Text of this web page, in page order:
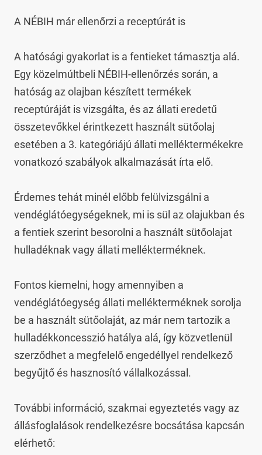
A NÉBIH már ellenőrzi a receptúrát is
A hatósági gyakorlat is a fentieket támasztja alá.
Egy közelmúltbeli NÉBIH-ellenőrzés során, a
hatóság az olajban készített termékek
receptúráját is vizsgálta, és az állati eredetű
összetevőkkel érintkezett használt sütőolaj
esetében a 3. kategóriájú állati melléktermékekre
vonatkozó szabályok alkalmazását írta elő.
Érdemes tehát minél előbb felülvizsgálni a
vendéglátóegységeknek, mi is sül az olajukban és
a fentiek szerint besorolni a használt sütőolajat
hulladéknak vagy állati mellékterméknek.
Fontos kiemelni, hogy amennyiben a
vendéglátóegység állati mellékterméknek sorolja
be a használt sütőolaját, az már nem tartozik a
hulladékkoncesszió hatálya alá, így közvetlenül
szerződhet a megfelelő engedéllyel rendelkező
begyűjtő és hasznosító vállalkozással.
További információ, szakmai egyeztetés vagy az
állásfoglalások rendelkezésre bocsátása kapcsán
elérhető: